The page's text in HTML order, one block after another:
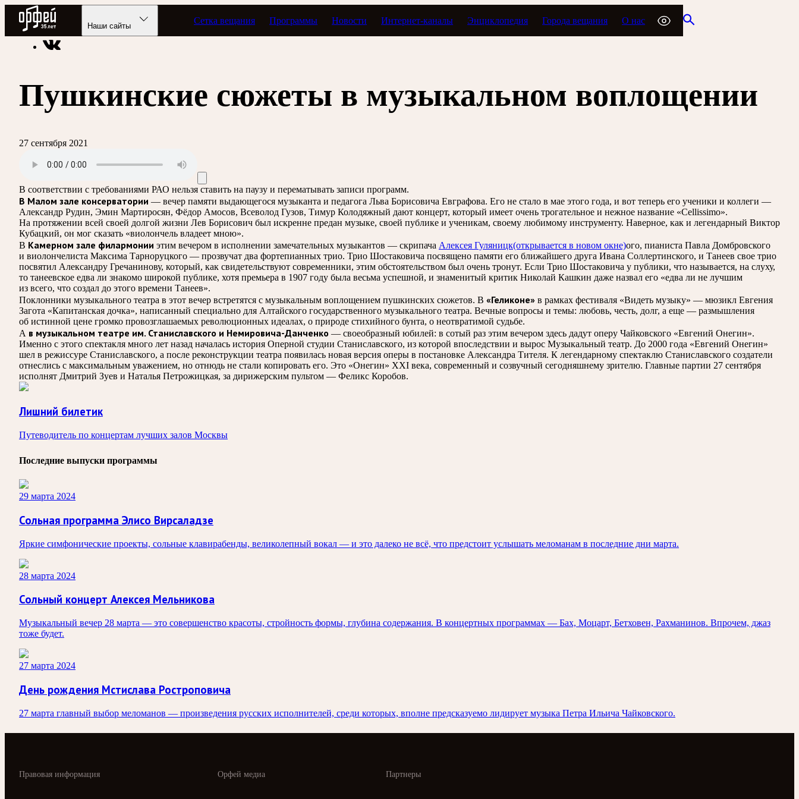
Радио Орфей
Наши сайты
Сетка вещания Программы Новости Интернет-каналы Энциклопедия Города вещания О нас
Радио классической музыки «Орфей» Подкасты Лишний билетик
Пушкинские сюжеты в музыкальном воплощении
27 сентября 2021
В соответствии с требованиями РАО нельзя ставить на паузу и перематывать записи программ.
В Малом зале консерватории — вечер памяти выдающегося музыканта и педагога Льва Борисовича Евграфова. Его не стало в мае этого года, и вот теперь его ученики и коллеги —
Александр Рудин, Эмин Мартиросян, Фёдор Амосов, Всеволод Гузов, Тимур Колодяжный дают концерт, который имеет очень трогательное и нежное название «Cellissimo».
На протяжении всей своей долгой жизни Лев Борисович был искренне предан музыке, своей публике и ученикам, своему любимому инструменту. Наверное, как и легендарный Виктор
Кубацкий, он мог сказать «виолончель владеет мною».
В Камерном зале филармонии этим вечером в исполнении замечательных музыкантов — скрипача Алексея Гуляницк(открывается в новом окне)ого, пианиста Павла Домбровского
и виолончелиста Максима Тарноруцкого — прозвучат два фортепианных трио. Трио Шостаковича посвящено памяти его ближайшего друга Ивана Соллертинского, и Танеев свое трио
посвятил Александру Гречанинову, который, как свидетельствуют современники, этим обстоятельством был очень тронут. Если Трио Шостаковича у публики, что называется, на слуху,
то танеевское едва ли знакомо широкой публике, хотя премьера в 1907 году была весьма успешной, и знаменитый критик Николай Кашкин даже назвал его «едва ли не лучшим
из всего, что создал до этого времени Танеев».
Поклонники музыкального театра в этот вечер встретятся с музыкальным воплощением пушкинских сюжетов. В «Геликоне» в рамках фестиваля «Видеть музыку» — мюзикл Евгения
Загота «Капитанская дочка», написанный специально для Алтайского государственного музыкального театра. Вечные вопросы и темы: любовь, честь, долг, а еще — размышления
об истинной цене громко провозглашаемых революционных идеалах, о природе стихийного бунта, о неотвратимой судьбе.
А в музыкальном театре им. Станиславского и Немировича-Данченко — своеобразный юбилей: в сотый раз этим вечером здесь дадут оперу Чайковского «Евгений Онегин».
Именно с этого спектакля много лет назад началась история Оперной студии Станиславского, из которой впоследствии и вырос Музыкальный театр. До 2000 года «Евгений Онегин»
шел в режиссуре Станиславского, а после реконструкции театра появилась новая версия оперы в постановке Александра Тителя. К легендарному спектаклю Станиславского создатели
отнеслись с максимальным уважением, но отнюдь не стали копировать его. Это «Онегин» XXI века, современный и созвучный сегодняшнему зрителю. Главные партии 27 сентября
исполнят Дмитрий Зуев и Наталья Петрожицкая, за дирижерским пультом — Феликс Коробов.
Лишний билетик
Путеводитель по концертам лучших залов Москвы
Последние выпуски программы
29 марта 2024
Сольная программа Элисо Вирсаладзе
Яркие симфонические проекты, сольные клавирабенды, великолепный вокал — и это далеко не всё, что предстоит услышать меломанам в последние дни марта.
28 марта 2024
Сольный концерт Алексея Мельникова
Музыкальный вечер 28 марта — это совершенство красоты, стройность формы, глубина содержания. В концертных программах — Бах, Моцарт, Бетховен, Рахманинов. Впрочем, джаз
тоже будет.
27 марта 2024
День рождения Мстислава Ростроповича
27 марта главный выбор меломанов — произведения русских исполнителей, среди которых, вполне предсказуемо лидирует музыка Петра Ильича Чайковского.
Орфей медиа Партнеры
Правовая информация